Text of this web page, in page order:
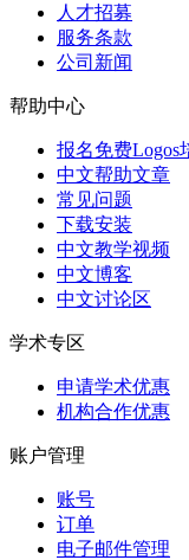
人才招募
服务条款
公司新闻
帮助中心
报名免费Logos
中文帮助文章
常见问题
下载安装
中文教学视频
中文博客
中文讨论区
学术专区
申请学术优惠
机构合作优惠
账户管理
账号
订单
电子邮件管理